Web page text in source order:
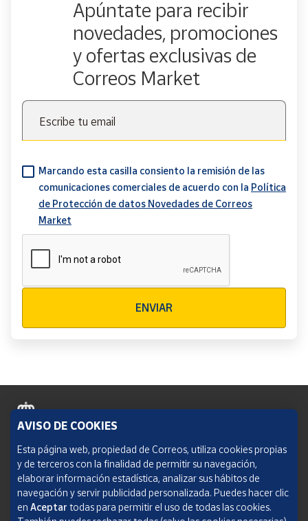
Apúntate para recibir
novedades, promociones
y ofertas exclusivas de
Correos Market
Escribe tu email
Marcando esta casilla consiento la remisión de las
comunicaciones comerciales de acuerdo con la Política
de Protección de datos Novedades de Correos
Market
ENVIAR
Política de cookies
Aviso legal
Condiciones del servicio
AVISO DE COOKIES
Esta página web, propiedad de Correos, utiliza cookies propias
y de terceros con la finalidad de permitir su navegación,
elaborar información estadística, analizar sus hábitos de
navegación y servir publicidad personalizada. Puedes hacer clic
en Aceptar todas para permitir el uso de todas las cookies.